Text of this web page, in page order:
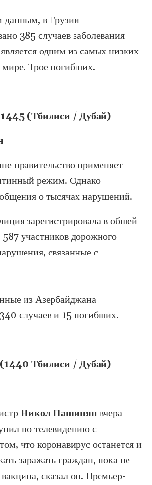
данным, в Грузии
385 случаев заболевания
одним из самых низких
мире. Трое погибших.
(Тбилиси / Дубай)
правительство применяет
режим. Однако
о тысячах нарушений.
зарегистрировала в общей
участников дорожного
связанные с
из Азербайджана
случаев и 15 погибших.
Тбилиси / Дубай)
Никол Пашинян вчера
по телевидению с
что коронавирус останется и
заражать граждан, пока не
вакцина, сказал он. Премьер-